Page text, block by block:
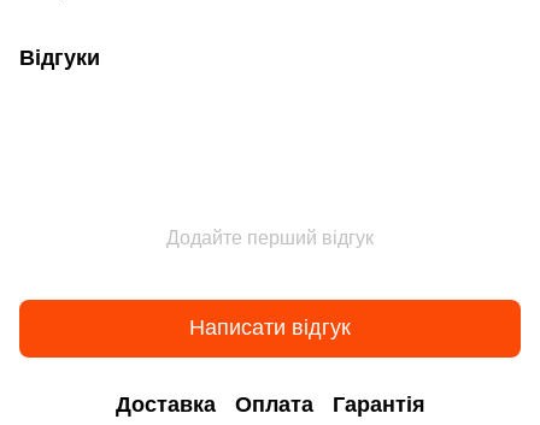
Відгуки
Додайте перший відгук
Написати відгук
Доставка Оплата Гарантія